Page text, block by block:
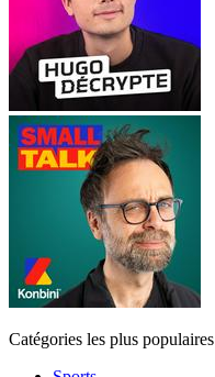
Catégories les plus populaires